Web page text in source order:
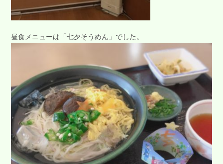
昼食メニューは「七夕そうめん」でした。